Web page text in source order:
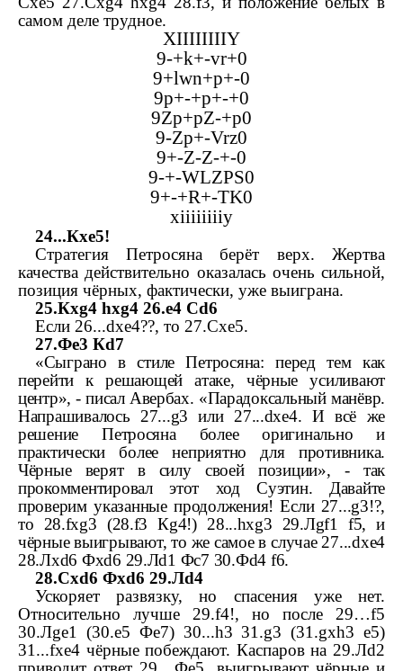
самом деле трудное.
XIIIIIIIIY
9-+k+-vr+0
9+lwn+p+-0
9p+-+p+-+0
9Zp+pZ-+p0
9-Zp+-Vrz0
9+-Z-Z-+-0
9-+-WLZPS0
9+-+R+-TK0
xiiiiiiiiy
24...Кxe5!
Стратегия Петросяна берёт верх. Жертва
качества действительно оказалась очень сильной,
позиция чёрных, фактически, уже выиграна.
25.Кxg4 hxg4 26.e4 Сd6
Если 26...dxe4??, то 27.Сxe5.
27.Фe3 Кd7
«Сыграно в стиле Петросяна: перед тем как
перейти к решающей атаке, чёрные усиливают
центр», - писал Авербах. «Парадоксальный манёвр.
Напрашивалось 27...g3 или 27...dxe4. И всё же
решение Петросяна более оригинально и
практически более неприятно для противника.
Чёрные верят в силу своей позиции», - так
прокомментировал этот ход Суэтин. Давайте
проверим указанные продолжения! Если 27...g3!?,
то 28.fxg3 (28.f3Кg4!) 28...hxg3 29.Лgf1 f5, и
чёрные выигрывают, то же самое в случае 27...dxe4
28.Лxd6 Фxd6 29.Лd1 Фc7 30.Фd4 f6.
28.Сxd6 Фxd6 29.Лd4
Ускоряет развязку, но спасения уже нет.
Относительно лучше 29.f4!, но после 29…f5
30.Лge1 (30.e5 Фe7) 30...h3 31.g3 (31.gxh3e5)
31...fxe4 чёрные побеждают. Каспаров на 29.Лd2